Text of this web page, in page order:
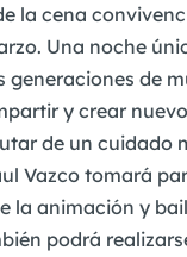
la cena
Una noche
generaciones de
y crear
de un cuidado
Vazco tomará
la animación y
podrá